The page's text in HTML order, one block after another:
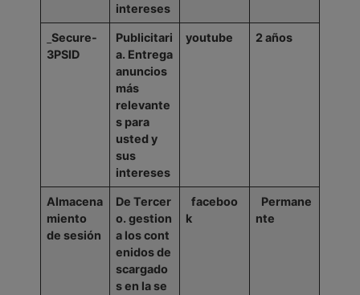
intereses
Secure-
3PSID
Publicitari
a. Entrega
anuncios
más
relevante
s para
usted y
sus
intereses
youtube 2años
Almacena
miento
de sesión
De Tercer
o. gestion
a loscont
enidosde
scargado
sen la se
faceboo
k
Permane
nte